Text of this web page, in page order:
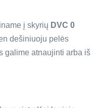
į skyrių DVC 0
dešiniuoju pelės
galime atnaujinti arba iš